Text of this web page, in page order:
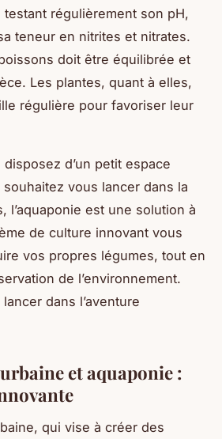
testant régulièrement son pH,
teneur en nitrites et nitrates.
doit être équilibrée et
Les plantes, quant à elles,
régulière pour favoriser leur
d’un petit espace
vous lancer dans la
l’aquaponie est une solution à
de culture innovant vous
vos propres légumes, tout en
de l’environnement.
dans l’aventure
et aquaponie :
qui vise à créer des